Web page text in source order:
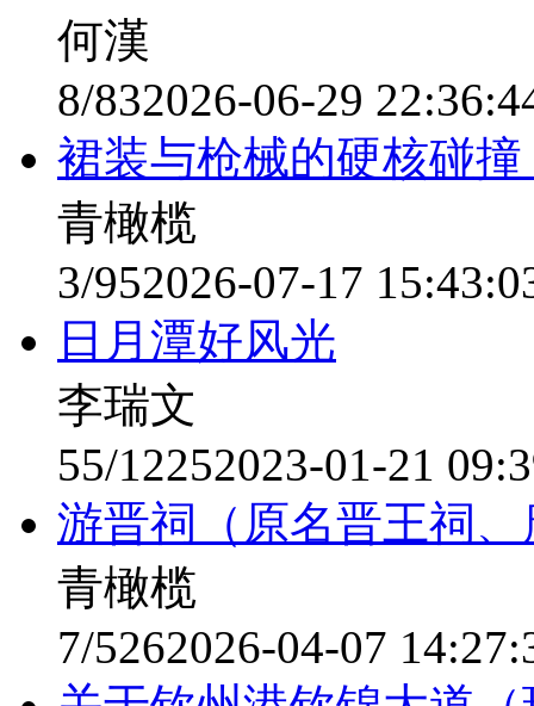
何漢
8/832026-06-29
裙装与枪械的硬核碰
青橄榄
3/952026-07-17
日月潭好风光
李瑞文
55/12252023-01-21
游晋祠（原名晋王祠
青橄榄
7/5262026-04-07